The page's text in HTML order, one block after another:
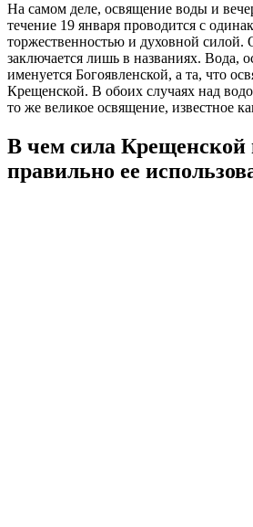
На самом деле, освящение воды и
течение 19 января проводится с
торжественностью и духовной силой.
заключается лишь в названиях. Вода,
именуется Богоявленской, а та, что
Крещенской. В обоих случаях над
то же великое освящение, известное
В чем сила Крещенской
правильно ее